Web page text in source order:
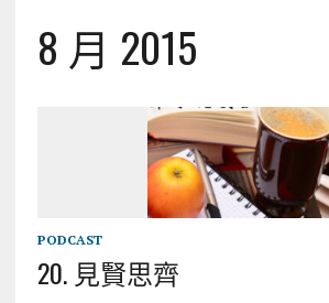
8 月 2015
PODCAST
20. 見賢思齊